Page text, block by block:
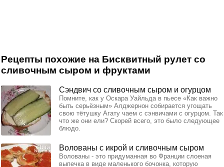
Рецепты похожие на Бисквитный рулет со
сливочным сыром и фруктами
Сэндвич со сливочным сыром и огурцом
Помните, как у Оскара Уайльда в пьесе «Как важно
быть серьёзным» Алджернон собирается угощать
свою тётушку Агату чаем с сэнвичами с огурцом. Так
что же они ели? Скорей всего, это было следующее
блюдо.
Волованы с икрой и сливочным сыром
Волованы - это придуманная во Франции слоеная
выпечка в виде маленького бочонка, которую